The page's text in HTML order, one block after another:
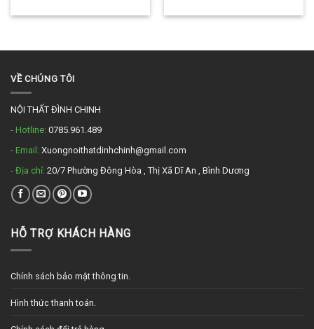
VỀ CHÚNG TÔI
NỘI THẤT ĐÌNH CHINH
- Hotline: 0785.961.489
- Email: Xuongnoithatdinhchinh@gmail.com
- Địa chỉ: 20/7 Phường Đông Hòa , Thị Xã Dĩ An , Bình Dương
HỖ TRỢ KHÁCH HÀNG
Chính sách bảo mật thông tin.
Hình thức thanh toán.